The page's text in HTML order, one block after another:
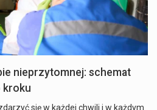
nieprzytomnej: schemat
kroku
się w każdej chwili i w każdym